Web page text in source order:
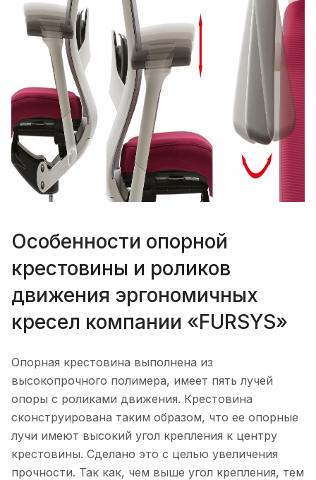
Особенности опорной
крестовины и роликов
движения эргономичных
кресел компании «FURSYS»
Опорная крестовина выполнена из
высокопрочного полимера, имеет пять лучей
опоры с роликами движения. Крестовина
сконструирована таким образом, что ее опорные
лучи имеют высокий угол крепления к центру
крестовины. Сделано это с целью увеличения
прочности. Так как, чем выше угол крепления, тем